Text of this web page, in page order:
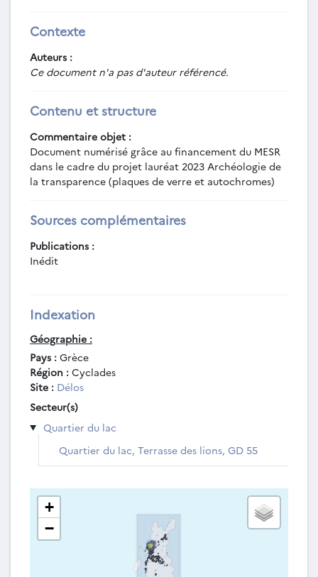
Contexte
Auteurs :
Ce document n'a pas d'auteur référencé.
Contenu et structure
Commentaire objet :
Document numérisé grâce au financement du MESR
dans le cadre du projet lauréat 2023 Archéologie de
la transparence (plaques de verre et autochromes)
Sources complémentaires
Publications :
Inédit
Indexation
Géographie :
Pays : Grèce
Région : Cyclades
Site : Délos
Secteur(s)
Quartier du lac
Quartier du lac, Terrasse des lions, GD 55
+
−